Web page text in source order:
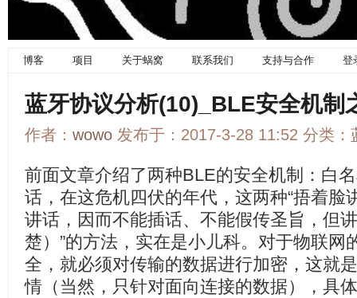
博客 项目 关于蜗窝 联系我们 支持与合作 登
蓝牙协议分析(10)_BLE安全机
作者： wowo 发布于：2017-3-28 11:52 分类：
前面文章介绍了两种BLE的安全机制：白
话，在这危机四伏的年代，这两种“捂着脸
讲话，因而不能插话、不能假传圣旨，但
楚）”的方法，实在是小儿科。对于物联网
全，就必须对传输的数据进行加密，这就
情（当然，只针对面向连接的数据），具